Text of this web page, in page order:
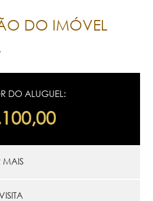
DO IMÓVEL
DO ALUGUEL:
MAIS